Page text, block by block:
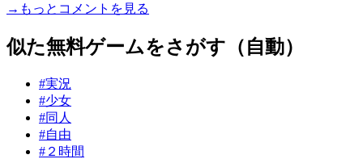
→もっとコメントを見る
似た無料ゲームをさがす（自動）
#実況
#少女
#同人
#自由
#２時間